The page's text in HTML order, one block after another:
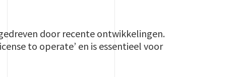
door recente ontwikkelingen.
to operate’ en is essentieel voor